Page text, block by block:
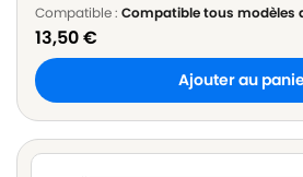
Compatible : Compatible tous modèles
13,50€
Ajouter au